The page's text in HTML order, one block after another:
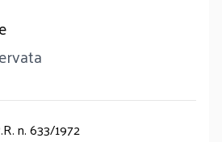
n. 633/1972